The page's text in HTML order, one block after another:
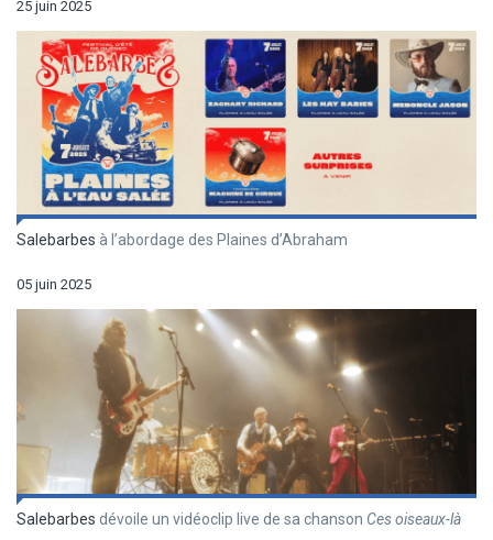
25 juin 2025
Salebarbes à l’abordage des Plaines d’Abraham
05 juin 2025
Salebarbes dévoile un vidéoclip live de sa chanson Ces oiseaux-là